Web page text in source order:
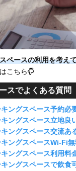
ペースの利用を考え
こちら
スでよくある質問
ングスペース予約必
ングスペース立地良
ングスペース交流あ
ングスペースWi-Fi無
ングスペース利用料
ングスペースで飲食